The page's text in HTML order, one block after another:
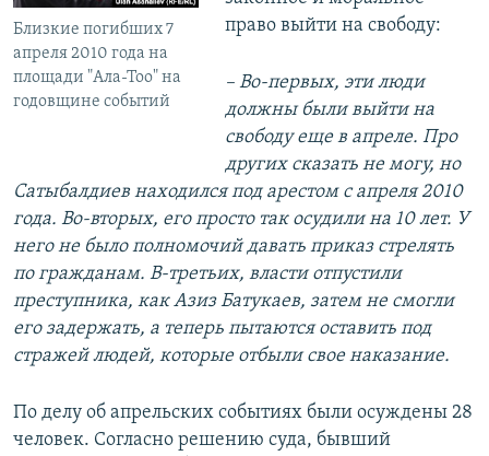
Близкие погибших 7
апреля 2010 года на
площади "Ала-Тоо" на
годовщине событий
право выйти на свободу:
– Во-первых, эти люди
должны были выйти на
свободу еще в апреле. Про
других сказать не могу, но
Сатыбалдиев находился под арестом с апреля 2010
года. Во-вторых, его просто так осудили на 10 лет. У
него не было полномочий давать приказ стрелять
по гражданам. В-третьих, власти отпустили
преступника, как Азиз Батукаев, затем не смогли
его задержать, а теперь пытаются оставить под
стражей людей, которые отбыли свое наказание.
По делу об апрельских событиях были осуждены 28
человек. Согласно решению суда, бывший